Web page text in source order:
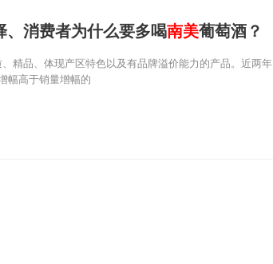
、消费者为什么要多喝南美葡萄酒？
精品、体现产区特色以及有品牌溢价能力的产品。近两年
幅高于销量增幅的